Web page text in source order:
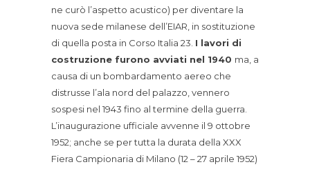
ne curò l’aspetto acustico) per diventare la
nuova sede milanese dell’EIAR, in sostituzione
di quella posta in Corso Italia 23. I lavori di
costruzione furono avviati nel 1940 ma, a
causa di un bombardamento aereo che
distrusse l’ala nord del palazzo, vennero
sospesi nel 1943 fino al termine della guerra.
L’inaugurazione ufficiale avvenne il 9 ottobre
1952; anche se per tutta la durata della XXX
Fiera Campionaria di Milano (12 – 27 aprile 1952)